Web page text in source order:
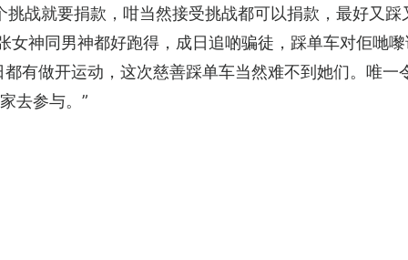
战就要捐款，咁当然接受挑战都可以捐款，最好又
女神同男神都好跑得，成日追啲骗徒，踩单车对佢哋
有做开运动，这次慈善踩单车当然难不到她们。唯
去参与。”